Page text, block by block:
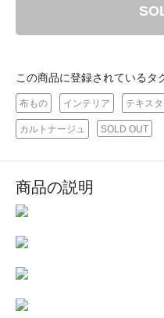
この商品に登録されているタ
布もの インテリア テキス
カルトナージュ SOLD OUT
商品の説明